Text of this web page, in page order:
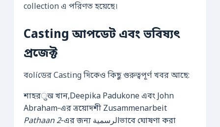
collection এ পরিণত হয়েছে।
Casting আপডেট এবং ভবিষ্যৎ
প্রজেক্ট
বolíডের Casting দিকেও কিছু গুরুত্বপূর্ণ খবর আছে:
শাহরुख খান,Deepika Padukone এবং John
Abraham‑এর ত্রয়োদশী Zusammenarbeit
Pathaan 2‑এর জন্য الرسميةভাবে ঘোষণা করা